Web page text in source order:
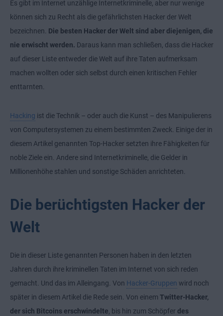
Es gibt im Internet unzählige Internetkriminelle, aber nur wenige
können sich zu Recht als die gefährlichsten Hacker der Welt
bezeichnen. Die besten Hacker der Welt sind aber diejenigen, die
nie erwischt werden. Daraus kann man schließen, dass die Hacker
auf dieser Liste entweder die Welt auf ihre Taten aufmerksam
machen wollten oder sich selbst durch einen kritischen Fehler
enttarnten.
Hacking ist die Technik – oder auch die Kunst – des Manipulierens
von Computersystemen zu einem bestimmten Zweck. Einige der in
diesem Artikel genannten Top-Hacker setzten ihre Fähigkeiten für
noble Ziele ein. Andere sind Internetkriminelle, die Gelder in
Millionenhöhe stahlen und sonstige Schäden anrichteten.
Die berüchtigsten Hacker der
Welt
Die in dieser Liste genannten Personen haben in den letzten
Jahren durch ihre kriminellen Taten im Internet von sich reden
gemacht. Und das im Alleingang. Von Hacker-Gruppen wird noch
später in diesem Artikel die Rede sein. Von einem Twitter-Hacker,
der sich Bitcoins erschwindelte, bis hin zum Schöpfer des